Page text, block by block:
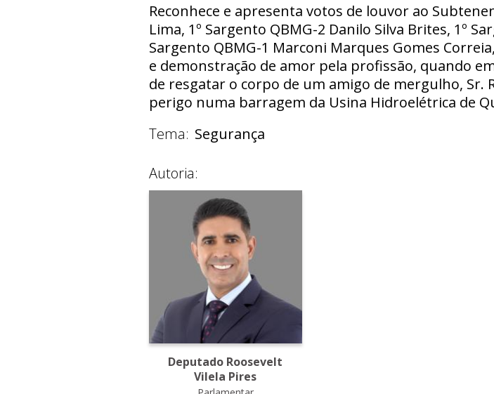
Reconhece e apresenta votos de louvor ao
Lima, 1º Sargento QBMG-2 Danilo Silva Brites, 1º
Sargento QBMG-1 Marconi Marques Gomes
e demonstração de amor pela profissão, quando
de resgatar o corpo de um amigo de mergulho, Sr.
perigo numa barragem da Usina Hidroelétrica de
Tema: Segurança
Autoria:
Deputado Roosevelt
Vilela Pires